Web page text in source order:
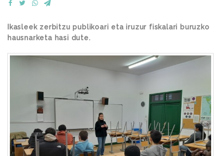
Ikasleek zerbitzu publikoari eta iruzur fiskalari buruzko
hausnarketa hasi dute.